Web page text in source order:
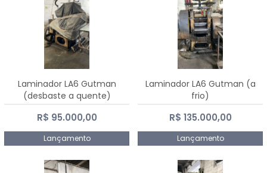
Laminador LA6 Gutman
(desbaste a quente)
R$ 95.000,00
Lançamento
Laminador LA6 Gutman (a
frio)
R$ 135.000,00
Lançamento